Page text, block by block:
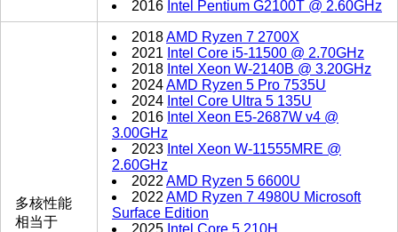
2016 Intel Pentium G2100T @ 2.60GHz
多核性能
相当于
2018AMD Ryzen 7 2700X
2021 Intel Core i5-11500 @ 2.70GHz
2018 Intel Xeon W-2140B @ 3.20GHz
2024AMD Ryzen 5 Pro 7535U
2024 Intel Core Ultra 5 135U
2016 Intel Xeon E5-2687W v4 @
3.00GHz
2023 Intel Xeon W-11555MRE @
2.60GHz
2022AMD Ryzen 5 6600U
2022AMD Ryzen 7 4980U Microsoft
Surface Edition